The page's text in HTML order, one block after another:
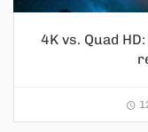
4K vs. Quad